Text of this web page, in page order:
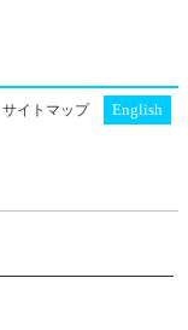
サイトマップ English